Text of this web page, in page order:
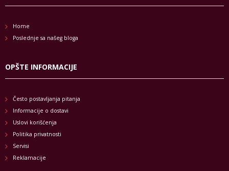
Home
Poslednje sa našeg bloga
OPŠTE INFORMACIJE
Često postavljanja pitanja
Informacije o dostavi
Uslovi korišćenja
Politika privatnosti
Servisi
Reklamacije